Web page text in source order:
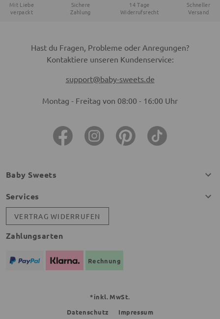
Mit Liebe
verpackt
Sichere
Zahlung
14 Tage
Widerrufsrecht
Schneller
Versand
Hast du Fragen, Probleme oder Anregungen?
Kontaktiere unseren Kundenservice:
support@baby-sweets.de
Montag - Freitag von 08:00 - 16:00 Uhr
Baby Sweets
Services
VERTRAG WIDERRUFEN
Zahlungsarten
Rechnung
*inkl. MwSt.
Datenschutz
Impressum